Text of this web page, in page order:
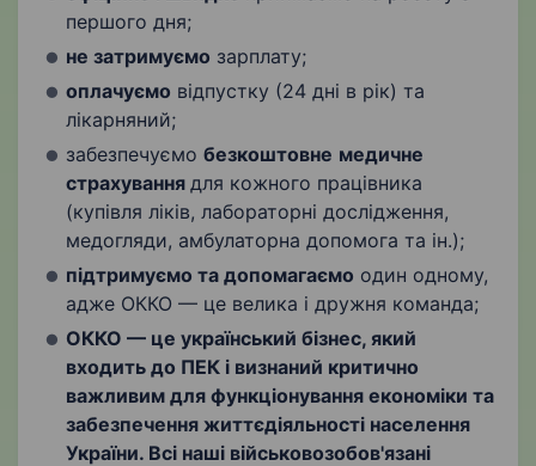
першого дня;
не затримуємо зарплату;
оплачуємо відпустку (24 дні в рік) та
лікарняний;
забезпечуємо безкоштовне медичне
страхування для кожного працівника
(купівля ліків, лабораторні дослідження,
медогляди, амбулаторна допомога та ін.);
підтримуємо та допомагаємо один одному,
адже ОККО — це велика і дружня команда;
ОККО — це український бізнес, який
входить до ПЕК і визнаний критично
важливим для функціонування економіки та
забезпечення життєдіяльності населення
України. Всі наші військовозобов'язані